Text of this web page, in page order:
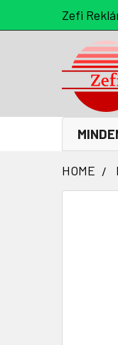
Zefi
HOME